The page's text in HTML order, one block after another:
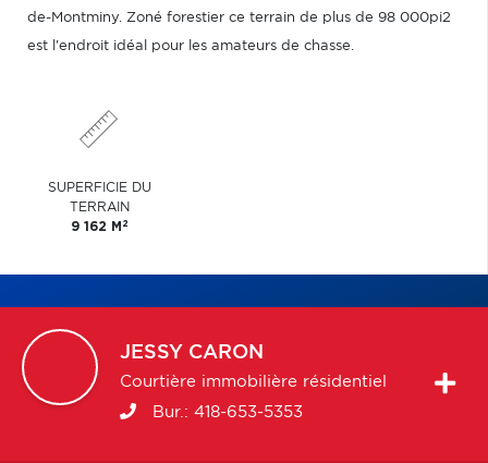
de-Montminy. Zoné forestier ce terrain de plus de 98 000pi2
est l'endroit idéal pour les amateurs de chasse.
SUPERFICIE DU
TERRAIN
9 162 M 2
JESSY CARON
Courtière immobilière résidentiel
Bur.: 418-653-5353